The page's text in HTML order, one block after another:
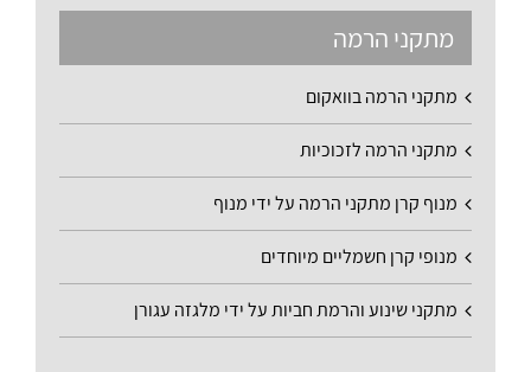
מתקני הרמה
מתקני הרמה בוואקום
מתקני הרמה לזכוכיות
מנוף קרן מתקני הרמה על ידי מנוף
מנופי קרן חשמליים מיוחדים
מתקני שינוע והרמת חביות על ידי מלגזה עגורן